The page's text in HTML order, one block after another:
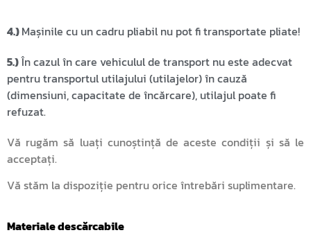
4.)Mașinile cu un cadru pliabil nu pot fi transportate pliate!
5.)În cazul în care vehiculul de transport nu este adecvat
pentru transportul utilajului (utilajelor) în cauză
(dimensiuni, capacitate de încărcare), utilajul poate fi
refuzat.
Vă rugăm să luați cunoștință de aceste condiții și să le
acceptați.
Vă stăm la dispoziție pentru orice întrebări suplimentare.
Materiale descărcabile